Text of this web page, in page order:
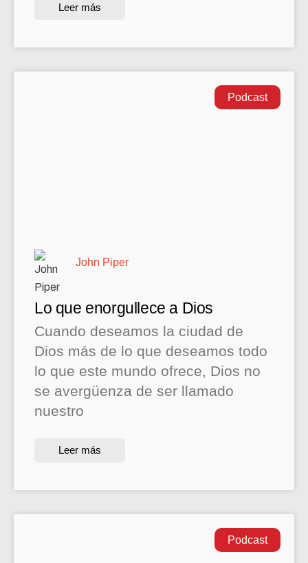
Leer más
Podcast
Lo que enorgullece a Dios
Cuando deseamos la ciudad de
Dios más de lo que deseamos todo
lo que este mundo ofrece, Dios no
se avergüenza de ser llamado
nuestro
Leer más
John Piper
Podcast